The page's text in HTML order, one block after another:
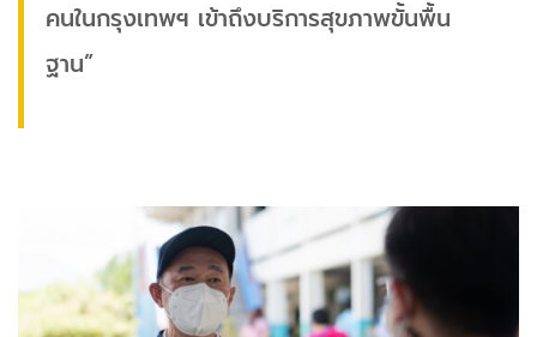
คนในกรุงเทพฯ เข้าถึงบริการสุขภาพขั้นพื้น
ฐาน”